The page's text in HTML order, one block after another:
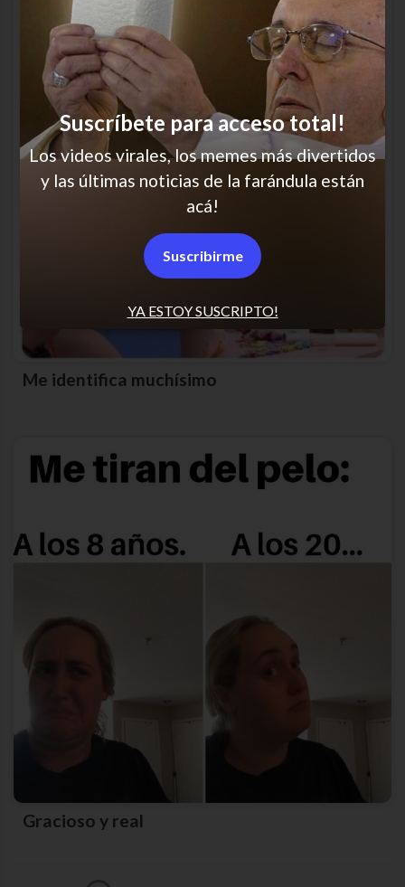
Me identifica muchísimo
Gracioso y real
YA ESTOY SUSCRIPTO!
Suscríbete para acceso total!
Los videos virales, los memes más divertidos
y las últimas noticias de la farándula están
acá!
Suscribirme